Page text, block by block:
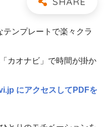
ンプレートで楽々クラ
カオナビ」で時間が掛か
にアクセスしてPDFを